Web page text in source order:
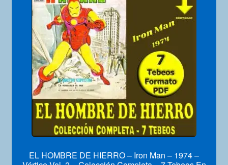
EL HOMBRE DE HIERRO – Iron Man – 1974 –